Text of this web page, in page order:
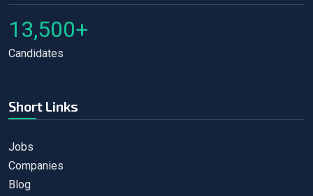
Short Links
Jobs
Companies
Blog
13,500+
Candidates